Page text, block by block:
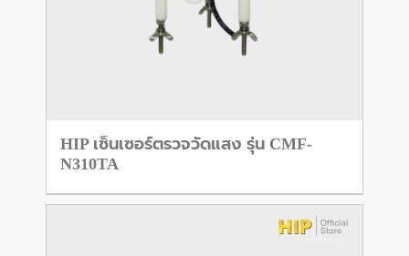
HIP เซ็นเซอร์ตรวจวัดแสง รุ่น CMF-
N310TA